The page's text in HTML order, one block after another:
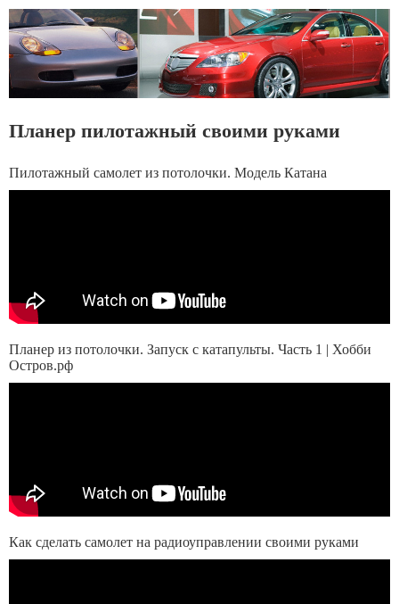
Планер пилотажный своими руками
Пилотажный самолет из потолочки. Модель Катана
Планер из потолочки. Запуск с катапульты. Часть 1 | Хобби
Остров.рф
Как сделать самолет на радиоуправлении своими руками